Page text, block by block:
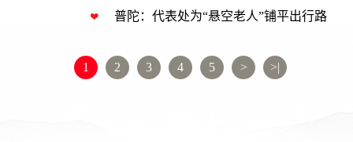
普陀：代表处为“悬空老人”铺平出行路
1 2 3 4 5 > >|